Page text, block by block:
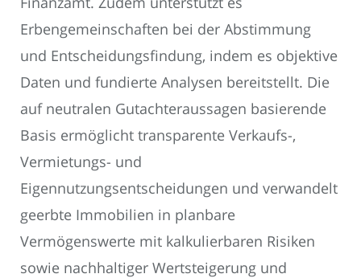
Erbengemeinschaften bei der Abstimmung
und Entscheidungsfindung, indem es objektive
Daten und fundierte Analysen bereitstellt. Die
auf neutralen Gutachteraussagen basierende
Basis ermöglicht transparente Verkaufs-,
Vermietungs- und
Eigennutzungsentscheidungen und verwandelt
geerbte Immobilien in planbare
Vermögenswerte mit kalkulierbaren Risiken
sowie nachhaltiger Wertsteigerung und